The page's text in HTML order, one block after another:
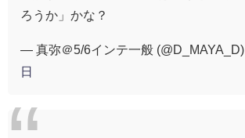
ろうか」かな？
— 真弥＠5/6インテ一般 (@D_MAYA_D)
日